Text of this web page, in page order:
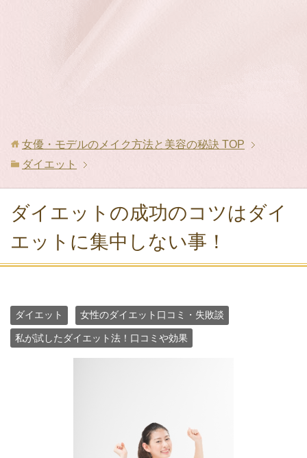
女優・モデルのメイク方法と美容の秘訣 TOP
ダイエット
ダイエットの成功のコツはダイ
エットに集中しない事！
ダイエット 女性のダイエット口コミ・失敗談
私が試したダイエット法！口コミや効果